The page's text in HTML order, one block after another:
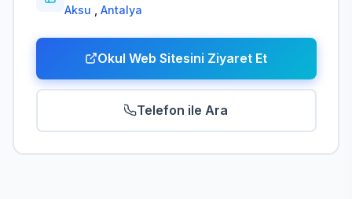
Aksu Antalya
Okul Web Sitesini Ziyaret Et
Telefon ile Ara